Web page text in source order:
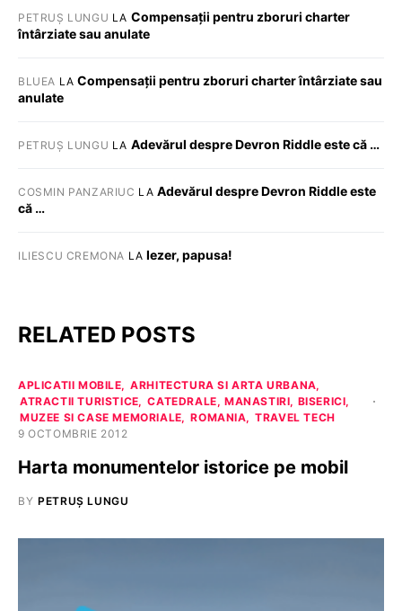
PETRUȘ LUNGU LA Compensații pentru zboruri charter
întârziate sau anulate
BLUEA LACompensații pentru zboruri charter întârziate sau
anulate
PETRUȘ LUNGU LA Adevărul despre Devron Riddle este că …
COSMIN PANZARIUC LA Adevărul despre Devron Riddle este
că …
ILIESCU CREMONA LA Iezer, papusa!
RELATED POSTS
APLICATII MOBILE
ARHITECTURA SI ARTA URBANA
ATRACTII TURISTICE
CATEDRALE, MANASTIRI, BISERICI
MUZEE SI CASE MEMORIALE
ROMANIA
TRAVEL TECH
9 OCTOMBRIE 2012
Harta monumentelor istorice pe mobil
BY PETRUȘ LUNGU